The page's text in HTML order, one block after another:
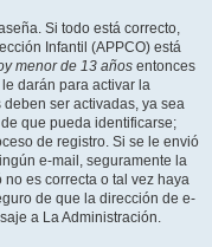
Si todo está correcto,
Infantil (APPCO) está
menor de 13 años entonces
darán para activar la
ser activadas, ya sea
que pueda identificarse;
de registro. Si se le envió
e-mail, seguramente la
es correcta o tal vez haya
de que la dirección de e-
a La Administración.